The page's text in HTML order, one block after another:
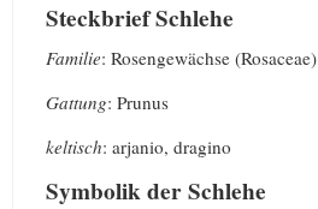
Steckbrief Schlehe
Familie: Rosengewächse (Rosaceae)
Gattung: Prunus
keltisch: arjanio, dragino
Symbolik der Schlehe